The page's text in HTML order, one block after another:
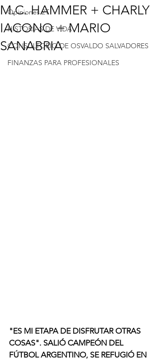
Opiniones 2T
HISTORIAS DE VIDA
CONSULTORIO DE OSVALDO SALVADORES
FINANZAS PARA PROFESIONALES
M.C. HAMMER + CHARLY
IACONO + MARIO
SANABRIA
"ES MI ETAPA DE DISFRUTAR OTRAS
COSAS". SALIÓ CAMPEÓN DEL
FÚTBOL ARGENTINO, SE REFUGIÓ EN